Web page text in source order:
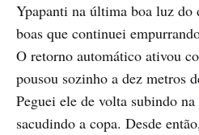
Ypapanti na última boa luz do
boas que continuei
O retorno automático ativou
pousou sozinho a dez metros
Peguei ele de volta subindo
sacudindo a copa. Desde